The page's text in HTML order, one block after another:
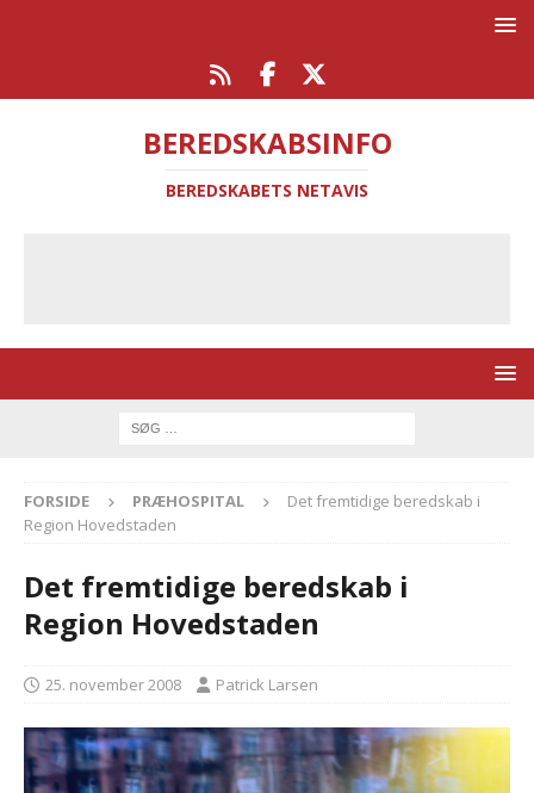
BEREDSKABSINFO
BEREDSKABETS NETAVIS
FORSIDE PRÆHOSPITAL
Det fremtidige beredskab i
Region Hovedstaden
Det fremtidige beredskab i
Region Hovedstaden
25. november 2008 Patrick Larsen